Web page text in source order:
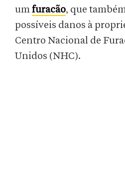
umfuracão, que
possíveis danos à
Centro Nacional de
Unidos (NHC).